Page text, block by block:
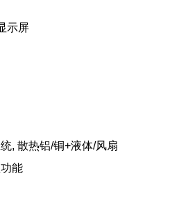
示屏
, 散热铝/铜+液体/风扇
能